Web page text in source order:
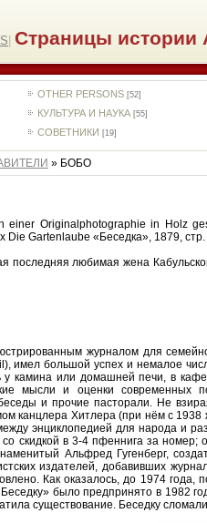
Страницы истории
OTHER PERSONS [52]
КУЛЬТУРА И НАУКА [55]
СОВЕТНИКИ [19]
» БОБО
einer Originalphotographie in Holz
Gartenlaube «Беседка», 1879,
любимая жена
журналом для
имел большой успех и немалое
у камина или домашней печи, в
мысли и оценки современных
и прочие пасторали. Не
канцлера Хитлера (при нём с
энциклопедией для народа и
скидкой в 3-4 пфеннига за
Альфред Гугенберг,
издателей, добавивших
Как оказалось, до 1974
было предпринято в 1982
существование. Беседку